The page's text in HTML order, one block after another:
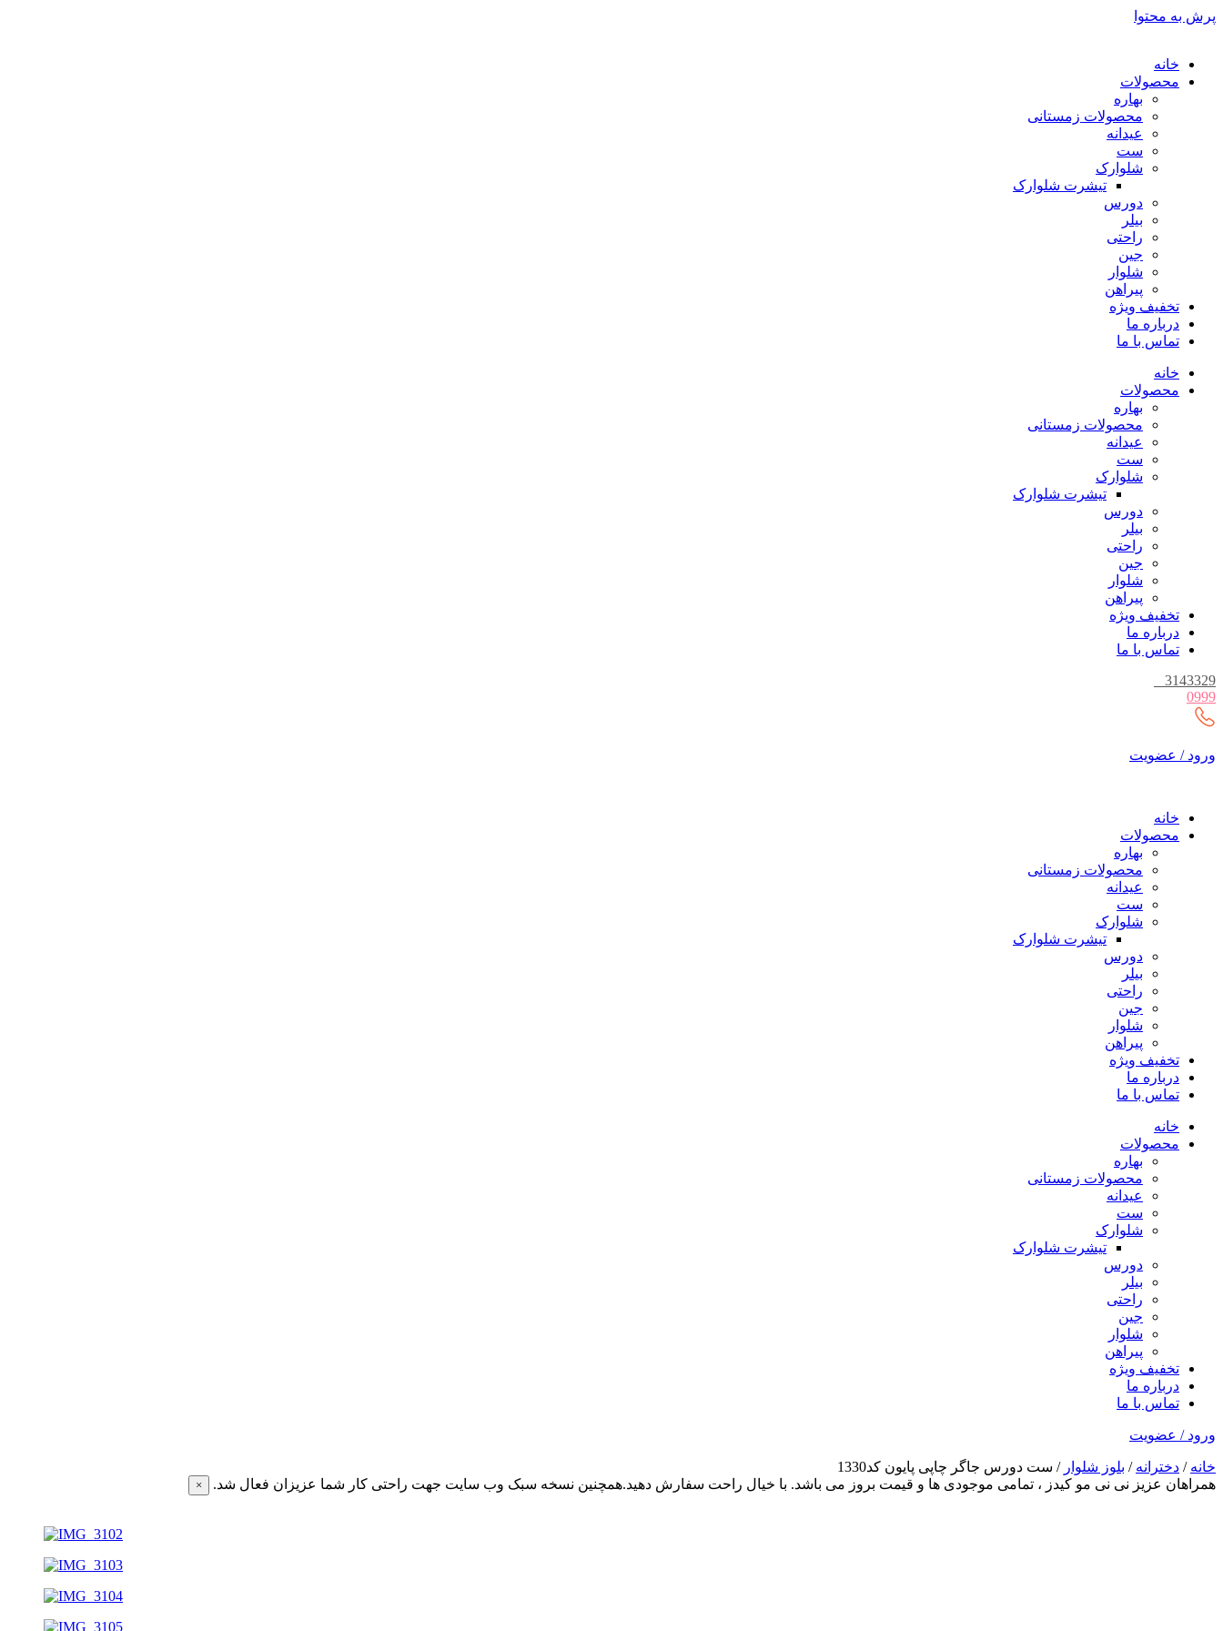
پرش به محتوا
خانه
محصولات
بهاره
محصولات زمستانی
عیدانه
ست
شلوارک
تیشرت شلوارک
دورس
بیلر
راحتی
جین
شلوار
پیراهن
تخفیف ویژه
درباره ما
تماس با ما
خانه
محصولات
بهاره
محصولات زمستانی
عیدانه
ست
شلوارک
تیشرت شلوارک
دورس
بیلر
راحتی
جین
شلوار
پیراهن
تخفیف ویژه
درباره ما
تماس با ما
3143329
0999
ورود / عضویت
خانه
محصولات
بهاره
محصولات زمستانی
عیدانه
ست
شلوارک
تیشرت شلوارک
دورس
بیلر
راحتی
جین
شلوار
پیراهن
تخفیف ویژه
درباره ما
تماس با ما
خانه
محصولات
بهاره
محصولات زمستانی
عیدانه
ست
شلوارک
تیشرت شلوارک
دورس
بیلر
راحتی
جین
شلوار
پیراهن
تخفیف ویژه
درباره ما
تماس با ما
ورود / عضویت
خانه / دخترانه / بلوز شلوار / ست دورس جاگر چاپی پایون کد1330
همراهان عزیز نی نی مو کیدز ، تمامی موجودی ها و قیمت بروز می باشد. با خیال راحت سفارش دهید.همچنین نسخه سبک وب سایت جهت راحتی کار شما عزیزان فعال شد. ×